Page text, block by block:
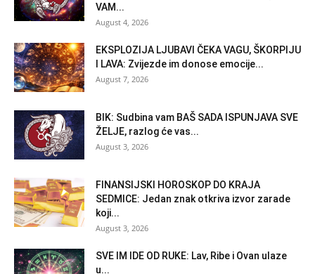
VAM...
August 4, 2026
EKSPLOZIJA LJUBAVI ČEKA VAGU, ŠKORPIJU
I LAVA: Zvijezde im donose emocije...
August 7, 2026
BIK: Sudbina vam BAŠ SADA ISPUNJAVA SVE
ŽELJE, razlog će vas...
August 3, 2026
FINANSIJSKI HOROSKOP DO KRAJA
SEDMICE: Jedan znak otkriva izvor zarade
koji...
August 3, 2026
SVE IM IDE OD RUKE: Lav, Ribe i Ovan ulaze
u...